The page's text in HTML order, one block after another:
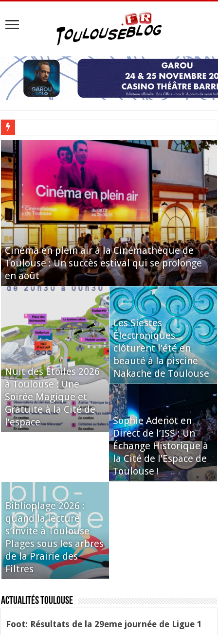
Les Nocturnes de la Cité de l’espace 2026 : l’événement incontournable de
Cinéma en plein air à la Cinémathèque de
Toulouse : Un succès estival qui se prolonge
en août
Nuit des Étoiles 2026
à Toulouse : Une
Soirée Magique et
Gratuite à la Cité de
l’espace
Les Siestes
Électroniques
clôturent l’été en
beauté à la piscine
Nakache de Toulouse
Sophie Adenot en
Direct de l’ISS : Un
Échange Historique à
la Cité de l’Espace de
Toulouse !
Biblioplage 2026 :
quand la lecture
s’invite à Toulouse
Plages sous les arbres
de la Prairie des
Filtres
Actualités Toulouse
Foot: Résultats de la 29eme journée de Ligue 1